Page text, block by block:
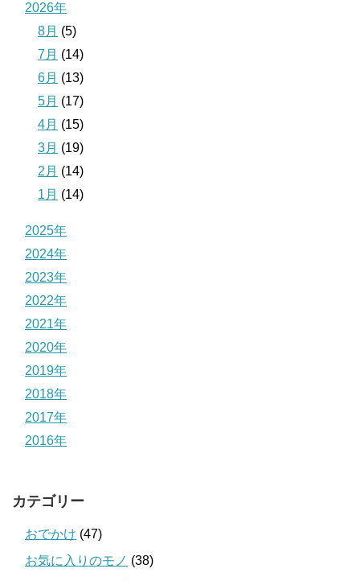
2026年
8月 (5)
7月 (14)
6月 (13)
5月 (17)
4月 (15)
3月 (19)
2月 (14)
1月 (14)
2025年
2024年
2023年
2022年
2021年
2020年
2019年
2018年
2017年
2016年
カテゴリー
おでかけ (47)
お気に入りのモノ (38)